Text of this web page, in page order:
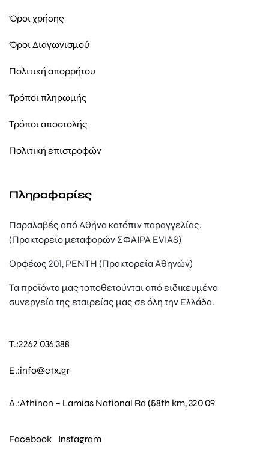
Όροι χρήσης
Όροι Διαγωνισμού
Πολιτική απορρήτου
Τρόποι πληρωμής
Τρόποι αποστολής
Πολιτική επιστροφών
Πληροφορίες
Παραλαβές από Αθήνα κατόπιν παραγγελίας.
(Πρακτορείο μεταφορών ΣΦΑΙΡΑ EVIAS)
Ορφέως 201, ΡΕΝΤΗ (Πρακτορεία Αθηνών)
Τα προϊόντα μας τοποθετούνται από ειδικευμένα
συνεργεία της εταιρείας μας σε όλη την Ελλάδα.
T.:2262 036 388
E.:info@ctx.gr
Δ.:Athinon – Lamias National Rd (58th km, 320 09
Facebook Instagram